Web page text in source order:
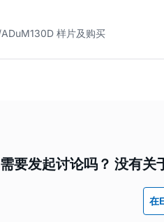
ADuM130D 样片及购买
需要发起讨论吗？ 没有关
在